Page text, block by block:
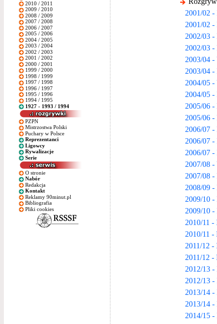
2010 / 2011
2009 / 2010
2008 / 2009
2007 / 2008
2006 / 2007
2005 / 2006
2004 / 2005
2003 / 2004
2002 / 2003
2001 / 2002
2000 / 2001
1999 / 2000
1998 / 1999
1997 / 1998
1996 / 1997
1995 / 1996
1994 / 1995
1927 - 1993 / 1994
PZPN
Mistrzostwa Polski
Puchary w Polsce
Reprezentanci
Ligowcy
Rywalizacje
Serie
O stronie
Nabór
Redakcja
Kontakt
Reklamy 90minut.pl
Bibliografia
Pliki cookies
2001/02 -
2001/02 -
2002/03 -
2002/03 -
2003/04 -
2003/04 -
2004/05 -
2004/05 -
2005/06 -
2005/06 -
2006/07 -
2006/07 -
2006/07 -
2007/08 -
2007/08 -
2008/09 -
2009/10 -
2009/10 -
2010/11 -
2010/11 -
2011/12 -
2011/12 -
2012/13 -
2012/13 -
2013/14 -
2013/14 -
2014/15 -